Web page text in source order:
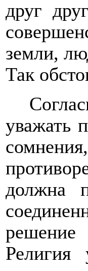
друг
земли,
Так
уважать
должна
решение
Религия